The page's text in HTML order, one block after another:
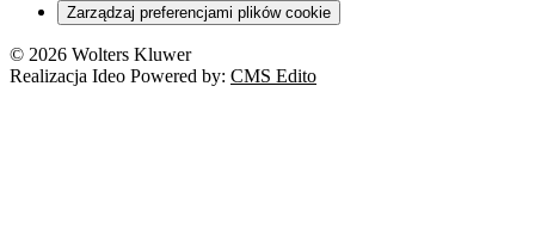
Zarządzaj preferencjami plików cookie
© 2026 Wolters Kluwer
Realizacja Ideo Powered by: CMS Edito